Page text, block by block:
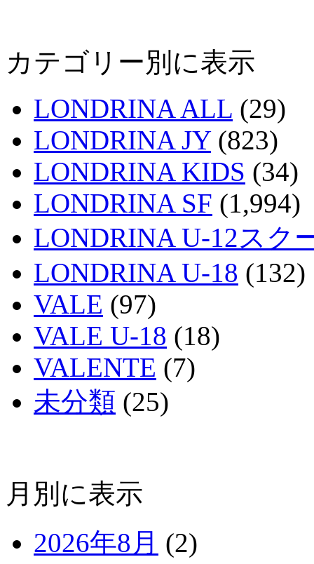
カテゴリー別に表示
LONDRINA ALL (29)
LONDRINA JY(823)
LONDRINA KIDS (34)
LONDRINA SF (1,994)
LONDRINA U-12スク
LONDRINA U-18 (132)
VALE (97)
VALE U-18 (18)
VALENTE (7)
未分類 (25)
月別に表示
2026年8月 (2)